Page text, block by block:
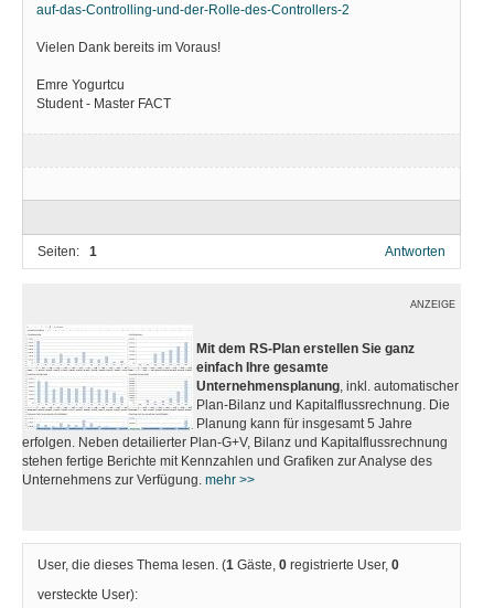
auf-das-Controlling-und-der-Rolle-des-Controllers-2
Vielen Dank bereits im Voraus!
Emre Yogurtcu
Student - Master FACT
Seiten: 1 Antworten
ANZEIGE
Mit dem RS-Plan erstellen Sie ganz
einfach Ihre gesamte
Unternehmensplanung , inkl. automatischer
Plan-Bilanz und Kapitalflussrechnung. Die
Planung kann für insgesamt 5 Jahre
erfolgen. Neben detailierter Plan-G+V, Bilanz und Kapitalflussrechnung
stehen fertige Berichte mit Kennzahlen und Grafiken zur Analyse des
Unternehmens zur Verfügung. mehr >>
User, die dieses Thema lesen. (1 Gäste,0 registrierte User,0
versteckte User):